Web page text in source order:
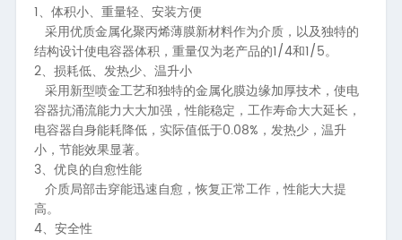
1、
体积小、重量轻、安装方便
采用优质金属化聚丙烯薄膜新材料作为介质，以及独特的
结构设计使电容器体积，重量仅为老产品的1/4和1/5 。
2、
损耗低、发热少、温升小
采用新型喷金工艺和独特的金属化膜边缘加厚技术，使电
容器抗涌流能力大大加强，性能稳定，工作寿命大大延长，
电容器自身能耗降低，实际值低于0.08% ，发热少，温升
小，节能效果显著。
3、
优良的自愈性能
介质局部击穿能迅速自愈，恢复正常工作，性能大大提
高。
4、
安全性